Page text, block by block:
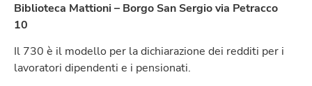
Biblioteca Mattioni – Borgo San Sergio via Petracco
10
Il 730 è il modello per la dichiarazione dei redditi per i
lavoratori dipendenti e i pensionati.